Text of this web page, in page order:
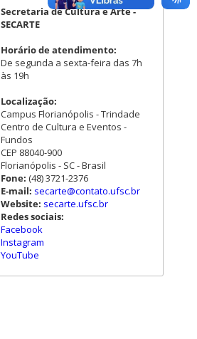
Secretaria de Cultura e Arte -
SECARTE
Horário de atendimento:
De segunda a sexta-feira das 7h
às 19h
Localização:
Campus Florianópolis - Trindade
Centro de Cultura e Eventos -
Fundos
CEP 88040-900
Florianópolis - SC - Brasil
Fone: (48) 3721-2376
E-mail: secarte@contato.ufsc.br
Website: secarte.ufsc.br
Redes sociais:
Facebook
Instagram
YouTube